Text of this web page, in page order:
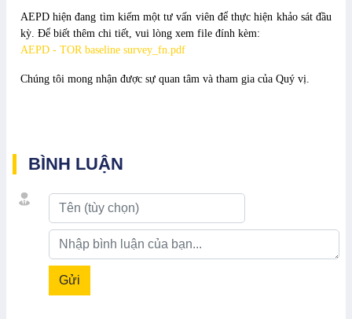
AEPD hiện đang tìm kiếm một tư vấn viên để thực hiện khảo sát đầu
kỳ. Để biết thêm chi tiết, vui lòng xem file đính kèm:
AEPD - TOR baseline survey_fn.pdf
Chúng tôi mong nhận được sự quan tâm và tham gia của Quý vị.
BÌNH LUẬN
Gửi